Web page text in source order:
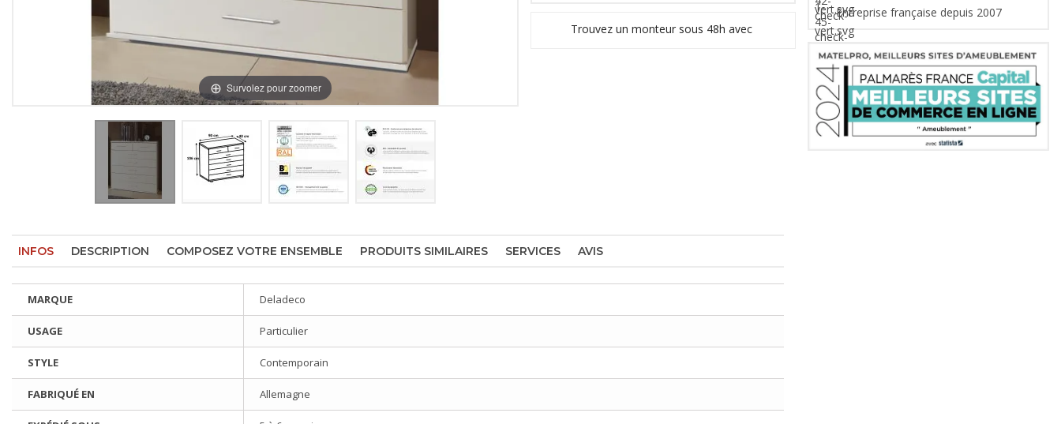
Survolez pour zoomer
Trouvez un monteur sous 48h avec
INFOS DESCRIPTION COMPOSEZ VOTRE ENSEMBLE PRODUITS SIMILAIRES SERVICES AVIS
MARQUE Deladeco
USAGE Particulier
STYLE Contemporain
FABRIQUÉ EN Allemagne
Entreprise française depuis 2007